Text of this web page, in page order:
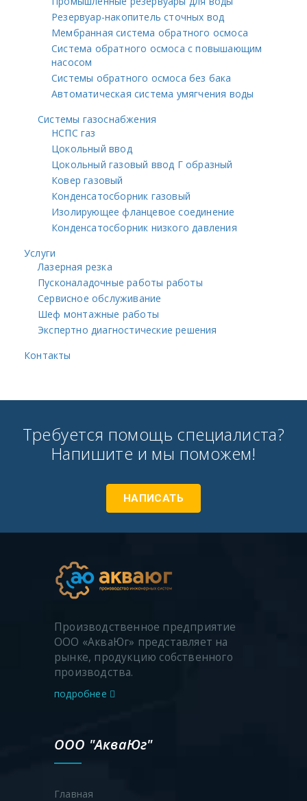
Резервуар-накопитель сточных вод
Мембранная система обратного осмоса
Система обратного осмоса с повышающим
насосом
Системы обратного осмоса без бака
Автоматическая система умягчения воды
Системы газоснабжения
НСПС газ
Цокольный ввод
Цокольный газовый ввод Г образный
Ковер газовый
Конденсатосборник газовый
Изолирующее фланцевое соединение
Конденсатосборник низкого давления
Услуги
Лазерная резка
Пусконаладочные работы работы
Сервисное обслуживание
Шеф монтажные работы
Экспертно диагностические решения
Контакты
Требуется помощь специалиста?
Напишите и мы поможем!
НАПИСАТЬ
Производственное предприятие
ООО «АкваЮг» представляет на
рынке, продукцию собственного
производства.
подробнее
ООО "АкваЮг"
Главная